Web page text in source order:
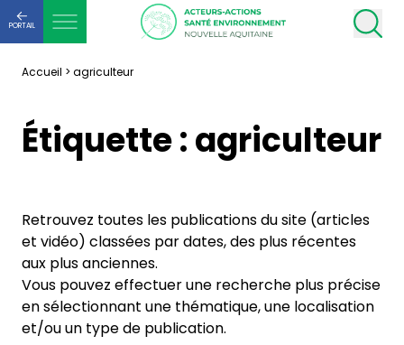
PORTAIL
Accueil > agriculteur
Étiquette :agriculteur
Retrouvez toutes les publications du site (articles
et vidéo) classées par dates, des plus récentes
aux plus anciennes.
Vous pouvez effectuer une recherche plus précise
en sélectionnant une thématique, une localisation
et/ou un type de publication.